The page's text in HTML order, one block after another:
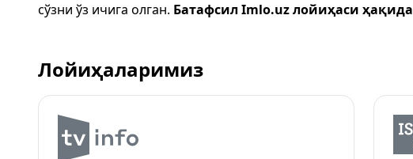
сўзни ўз ичига олган. Батафсил Imlo.uz лойиҳаси ҳақида
Лойиҳаларимиз